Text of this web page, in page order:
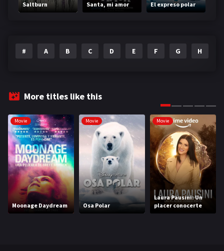
Saltburn Santa, mi amor El expreso polar
# A B C D E F G H
More titles like this
Movie
Moonage Daydream
Movie
Osa Polar
Movie
Laura Pausini: Un
placer conocerte